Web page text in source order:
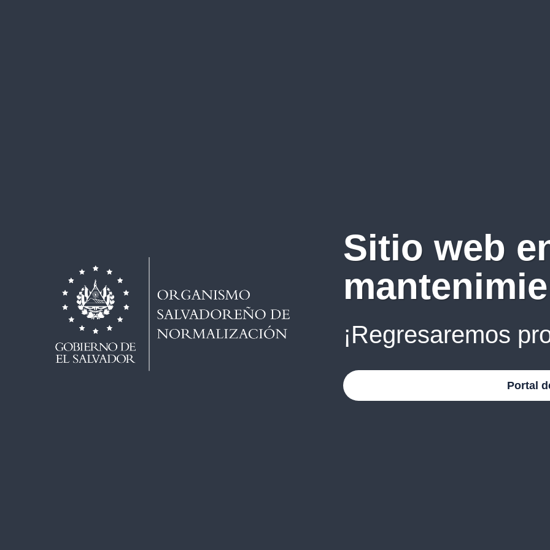
Sitio web
¡Regresaremos
Portal